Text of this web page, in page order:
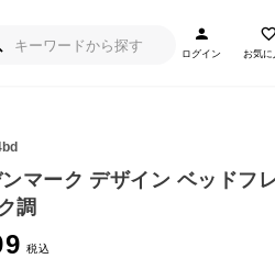
ログイン お気に
マーク デザイン ベッドフ
調